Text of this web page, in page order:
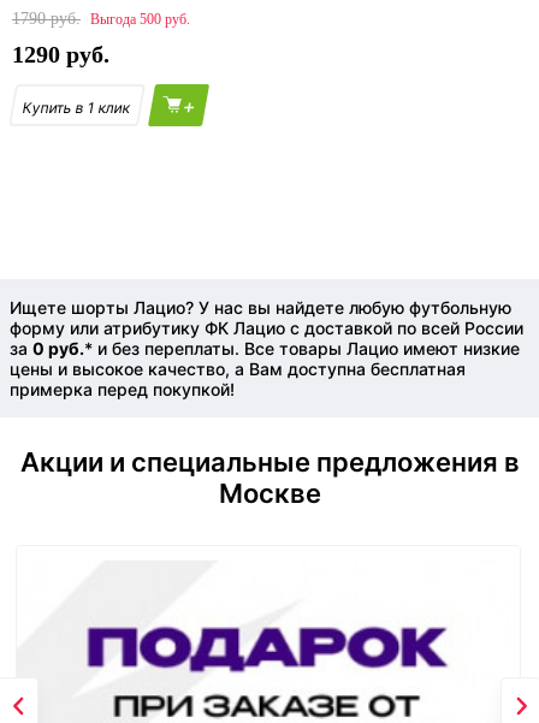
1790
500
1290
+
Ищете шорты Лацио? У нас вы найдете любую футбольную
форму или атрибутику ФК Лацио с доставкой по всей России
за 0 руб.* и без переплаты. Все товары Лацио имеют низкие
цены и высокое качество, а Вам доступна бесплатная
примерка перед покупкой!
Акции и специальные предложения в
Москве